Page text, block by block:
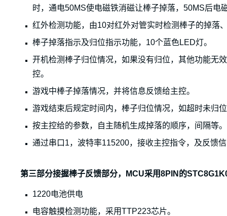
时，通电50MS使电磁铁消磁让棒子掉落，50MS后电
红外检测功能，由10对红外对管实时检测棒子的掉落
棒子掉落指示及归位指示功能，10个蓝色LED灯。
开机检测棒子归位情况，如果没有归位，其他功能无
控。
游戏中棒子掉落情况，并将信息反馈给主控。
游戏结束后规定时间内，棒子归位情况，如超时未归
按主控给的参数，自主随机生成掉落的顺序，间隔等。
通过串口1，波特率115200，接收主控指令，及反馈
第三部分接握棒子反馈部分，MCU采用8PIN的
1220电池供电
电容触摸检测功能，采用TTP223芯片。